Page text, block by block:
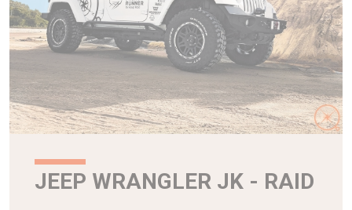
JEEP WRANGLER JK - RAID